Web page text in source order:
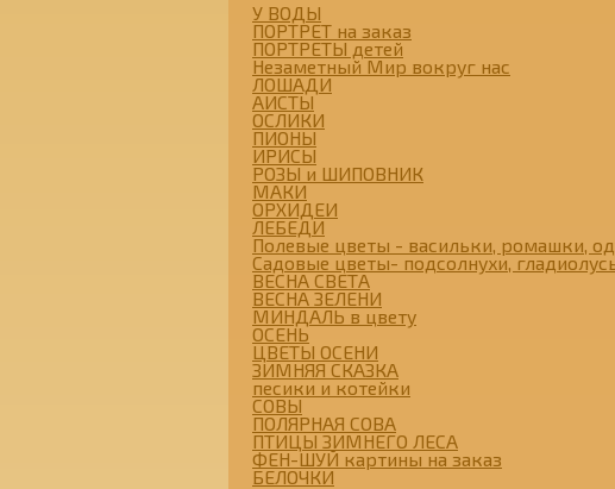
У ВОДЫ
ПОРТРЕТ на заказ
ПОРТРЕТЫ детей
Незаметный Мир вокруг нас
ЛОШАДИ
АИСТЫ
ОСЛИКИ
ПИОНЫ
ИРИСЫ
РОЗЫ и ШИПОВНИК
МАКИ
ОРХИДЕИ
ЛЕБЕДИ
Полевые цветы - васильки, ромашки,
Садовые цветы- подсолнухи,
ВЕСНА СВЕТА
ВЕСНА ЗЕЛЕНИ
МИНДАЛЬ в цвету
ОСЕНЬ
ЦВЕТЫ ОСЕНИ
ЗИМНЯЯ СКАЗКА
песики и котейки
СОВЫ
ПОЛЯРНАЯ СОВА
ПТИЦЫ ЗИМНЕГО ЛЕСА
ФЕН-ШУЙ картины на заказ
БЕЛОЧКИ